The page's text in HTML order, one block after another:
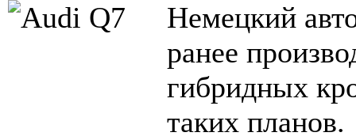
Немецкий
ранее
гибридных
таких планов.